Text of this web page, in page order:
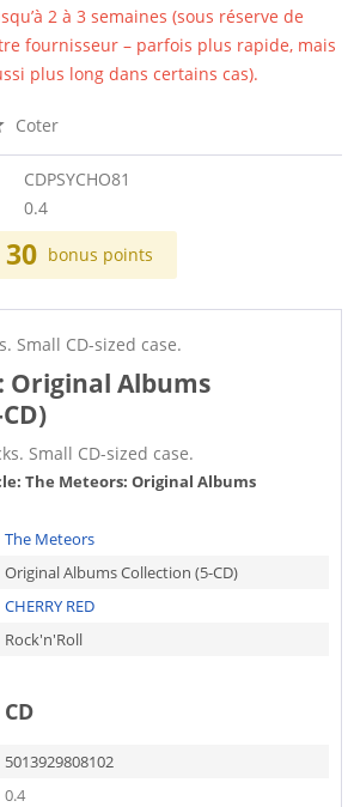
2 à 3 semaines (sous réserve de
fournisseur – parfois plus rapide, mais
plus long dans certains cas).
Coter
CDPSYCHO81
0.4
30 bonus points
Small CD-sized case.
Original Albums
Small CD-sized case.
The Meteors: Original Albums
The Meteors
Original Albums Collection (5-CD)
CHERRY RED
Rock'n'Roll
CD
5013929808102
0.4